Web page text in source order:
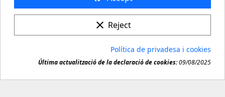
© 2026 - carteling.com és una marca registrada. Còpia o
reproducció prohibida de qualsevol material d'aquest

clear Reject
Política de privadesa i cookies
Última actualització de la declaració de cookies:09/08/2025